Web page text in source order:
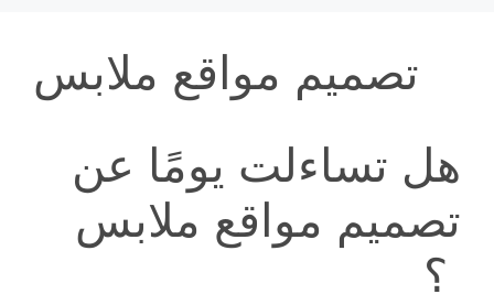
تصميم مواقع ملابس
هل تساءلت يومًا عن
تصميم مواقع ملابس
؟